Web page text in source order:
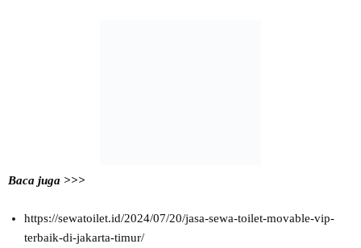
Baca juga >>>
https://sewatoilet.id/2024/07/20/jasa-sewa-toilet-movable-vip-
terbaik-di-jakarta-timur/